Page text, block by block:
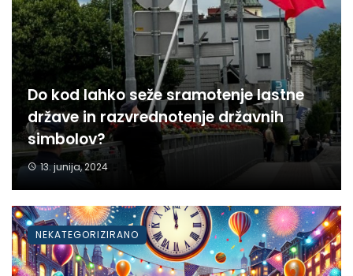
Do kod lahko seže sramotenje lastne
države in razvrednotenje državnih
simbolov?
13. junija, 2024
NEKATEGORIZIRANO